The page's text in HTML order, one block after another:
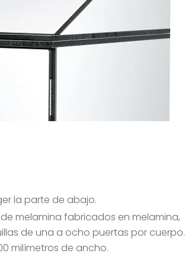
la parte de abajo.
melamina fabricados en melamina,
de una a ocho puertas por cuerpo.
milímetros de ancho.